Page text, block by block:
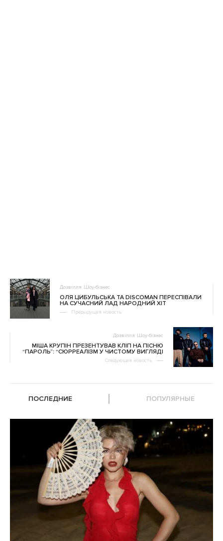
Дозвілля Шоу-бізнес
ОЛЯ ЦИБУЛЬСЬКА ТА DISCOMAN ПЕРЕСПІВАЛИ
НА СУЧАСНИЙ ЛАД НАРОДНИЙ ХІТ
Предыдущая новость
Дозвілля Шоу-бізнес
МІША КРУПІН ПРЕЗЕНТУВАВ КЛІП НА ПІСНЮ
“ПАРОЛЬ”: “СЮРРЕАЛІЗМ У ЧИСТОМУ ВИГЛЯДІ
Следующая новость
ПОСЛЕДНИЕ ПОПУЛЯРНЫЕ